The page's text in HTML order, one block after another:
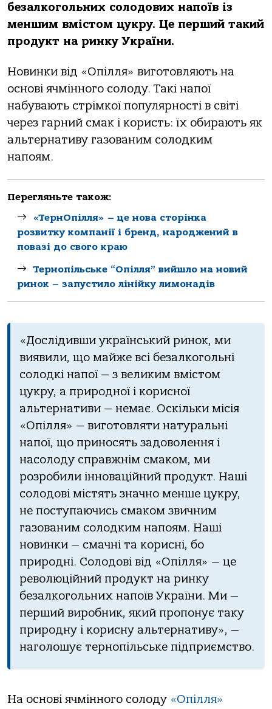
безалкогольних солодових напоїв із
меншим вмістом цукру. Це перший такий
продукт на ринку України.
Новинки від «Опілля» виготовляють на
основі ячмінного солоду. Такі напої
набувають стрімкої популярності в світі
через гарний смак і користь: їх обирають як
альтернативу газованим солодким
напоям.
Перегляньте також:
«ТернОпілля» – це нова сторінка
розвитку компанії і бренд, народжений в
повазі до свого краю
Тернопільське “Опілля” вийшло на новий
ринок – запустило лінійку лимонадів
«Дослідивши український ринок, ми
виявили, що майже всі безалкогольні
солодкі напої — з великим вмістом
цукру, а природної і корисної
альтернативи — немає. Оскільки місія
«Опілля» — виготовляти натуральні
напої, що приносять задоволення і
насолоду справжнім смаком, ми
розробили інноваційний продукт. Наші
солодові містять значно менше цукру,
не поступаючись смаком звичним
газованим солодким напоям. Наші
новинки — смачні та корисні, бо
природні. Солодові від «Опілля» — це
революційний продукт на ринку
безалкогольних напоїв України. Ми —
перший виробник, який пропонує таку
природну і корисну альтернативу», —
наголошує тернопільське підприємство.
На основі ячмінного солоду «Опілля»